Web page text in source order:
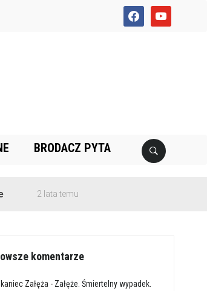
facebookyoutube
BRODACZ PYTA
2 lata temu
komentarze
Załęża - Załęże. Śmiertelny wypadek.